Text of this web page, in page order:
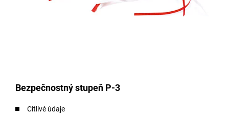
Bezpečnostný stupeň P-3
Citlivé údaje